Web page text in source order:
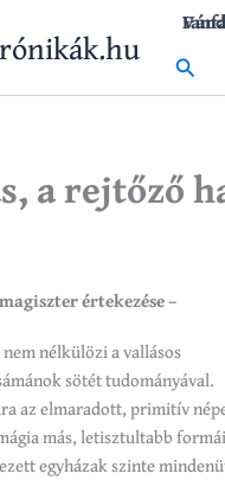
Search
a rejtőző
értekezése –
nélkülözi a vallásos
sötét tudományával.
az elmaradott, primitív
más, letisztultabb
egyházak szinte